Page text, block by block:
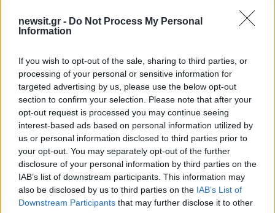
newsit.gr - Do Not Process My Personal
Information
If you wish to opt-out of the sale, sharing to third parties, or
processing of your personal or sensitive information for
targeted advertising by us, please use the below opt-out
section to confirm your selection. Please note that after your
opt-out request is processed you may continue seeing
interest-based ads based on personal information utilized by
us or personal information disclosed to third parties prior to
your opt-out. You may separately opt-out of the further
disclosure of your personal information by third parties on the
IAB’s list of downstream participants. This information may
also be disclosed by us to third parties on the IAB’s List of
Downstream Participants that may further disclose it to other
ωραία. Μπορώ να σου πω, δεν το είχα καθόλου
στο μυαλό μου ότι θα έφευγα από το Mega»,
ΔΙΑΦΗΜΙΣΗ